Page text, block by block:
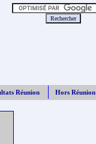
Réunion Hors Réunion